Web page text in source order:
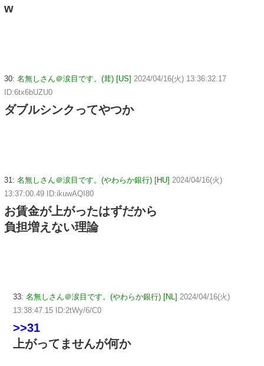
w
30: 名無しさん＠涙目です。(茸) [US] 2024/04/16(火) 13:36:32.17
ID:6tx6bUZU0
ダブルシンクってやつか
31: 名無しさん＠涙目です。(やわらか銀行) [HU] 2024/04/16(火)
13:37:00.49 ID:ikuwAQI80
お賃金が上がったはずだから
負担増えない理論
33: 名無しさん＠涙目です。(やわらか銀行) [NL] 2024/04/16(火)
13:38:47.15 ID:2tWy/6/C0
>>31
上がってませんが何か